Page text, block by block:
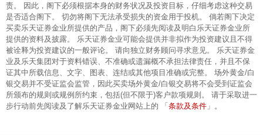
责。 因此，阁下必须根据本身的财务状况及投资目标，仔细考虑这种交易
是否适合阁下。 切勿将阁下无法承受损失的资金用于投机。 倘若阁下决定
买卖乐天证券金业所提供的产品，阁下必须先阅读及明白乐天证券金业所
提供的资料及披露。 乐天证券金业可能会提供并非拟作为投资建议且不得
被诠释为投资建议的一般评论。 请向独立财务顾问寻求意见。 乐天证券金
业及乐天集团对于资料错误、不准确或遗漏概不承担法律责任，并且不保
证其中所载信息、文字、图表、连结或其他项目准确或完整。 场外黄金/白
银交易并不受证监会监管，因此买卖场外黄金/白银交易将不会受到证监会
所颁布的规则或规例所约束，包括(但不限于)客户款项规则。 请于采取进一
步行动前先阅读及了解乐天证券金业网站上的 「条款及条件 」。